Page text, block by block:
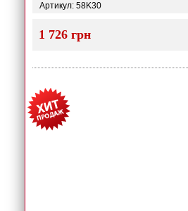
Артикул: 58K30
1 726 грн